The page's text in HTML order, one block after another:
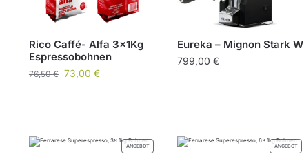
Rico Caffé- Alfa 3x1Kg
Espressobohnen
76,50€ 73,00 €
Eureka – Mignon Stark W
799,00 €
ANGEBOT ANGEBOT